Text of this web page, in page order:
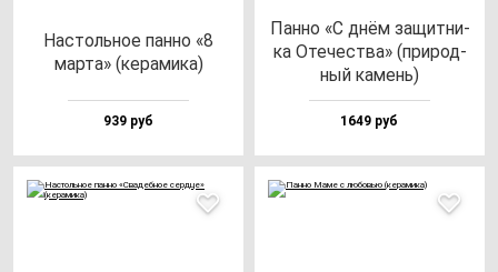
Нас­толь­ное пан­но «8
мар­та» (ке­ра­ми­ка)
939 руб
Пан­но «С днём за­щит­ни­
ка Оте­чес­тва» (при­род­
ный ка­мень)
1649 руб